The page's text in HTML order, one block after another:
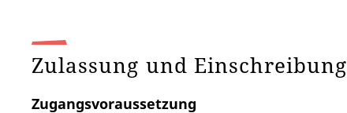
Zulassung und Einschreibung
Zugangsvoraussetzung